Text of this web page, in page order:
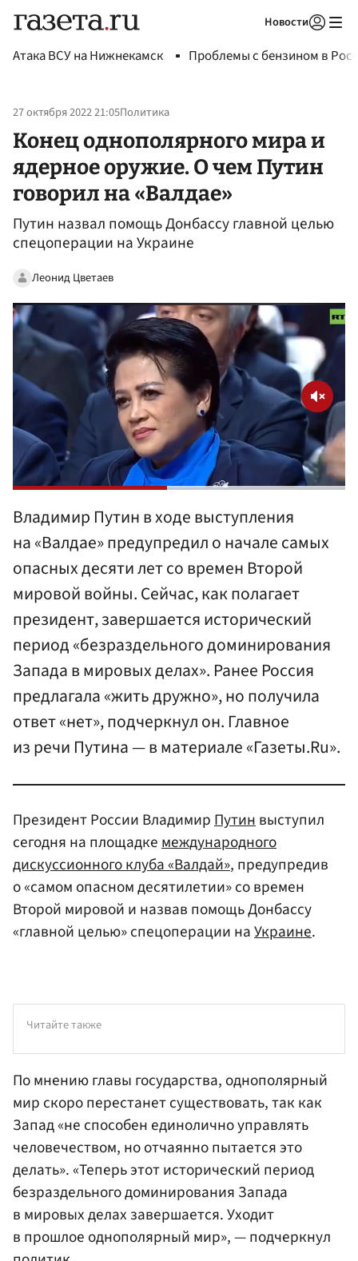
Новости
Атака ВСУ на Нижнекамск Проблемы с бензином в
27 октября 2022 21:05Политика
Конец однополярного мира и
ядерное оружие. О чем Путин
говорил на «Валдае»
Путин назвал помощь Донбассу главной целью
спецоперации на Украине
Леонид Цветаев
Владимир Путин в ходе выступления
на «Валдае» предупредил о начале самых
опасных десяти лет со времен Второй
мировой войны. Сейчас, как полагает
президент, завершается исторический
период «безраздельного доминирования
Запада в мировых делах». Ранее Россия
предлагала «жить дружно», но получила
ответ «нет», подчеркнул он. Главное
из речи Путина — в материале «Газеты.Ru».
Президент России Владимир Путин выступил
сегодня на площадке международного
дискуссионного клуба «Валдай», предупредив
о «самом опасном десятилетии» со времен
Второй мировой и назвав помощь Донбассу
«главной целью» спецоперации наУкраине.
Читайте также
По мнению главы государства, однополярный
мир скоро перестанет существовать, так как
Запад «не способен единолично управлять
человечеством, но отчаянно пытается это
делать». «Теперь этот исторический период
безраздельного доминирования Запада
в мировых делах завершается. Уходит
в прошлое однополярный мир», — подчеркнул